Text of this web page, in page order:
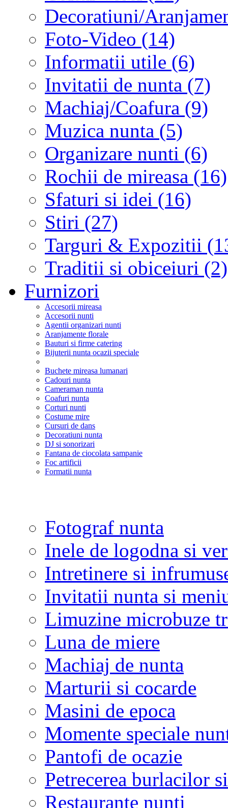
Decoratiuni/
Foto-Video (14)
Informatii utile (6)
Invitatii de nunta (7)
Machiaj/Coafura (9)
Muzica nunta (5)
Organizare nunti (6)
Rochii de mireasa (16)
Sfaturi si idei (16)
Stiri (27)
Targuri & Expozitii
Traditii si obiceiuri (2)
Furnizori
Accesorii mireasa
Accesorii nunti
Agentii organizari nunti
Aranjamente florale
Bauturi si firme catering
Bijuterii nunta ocazii speciale
Buchete mireasa lumanari
Cadouri nunta
Cameraman nunta
Coafuri nunta
Corturi nunti
Costume mire
Cursuri de dans
Decoratiuni nunta
DJ si sonorizari
Fantana de ciocolata sampanie
Foc artificii
Formatii nunta
Fotograf nunta
Inele de logodna si
Intretinere si
Invitatii nunta si
Limuzine microbuze
Luna de miere
Machiaj de nunta
Marturii si cocarde
Masini de epoca
Momente speciale
Pantofi de ocazie
Petrecerea burlacilor
Restaurante nunti